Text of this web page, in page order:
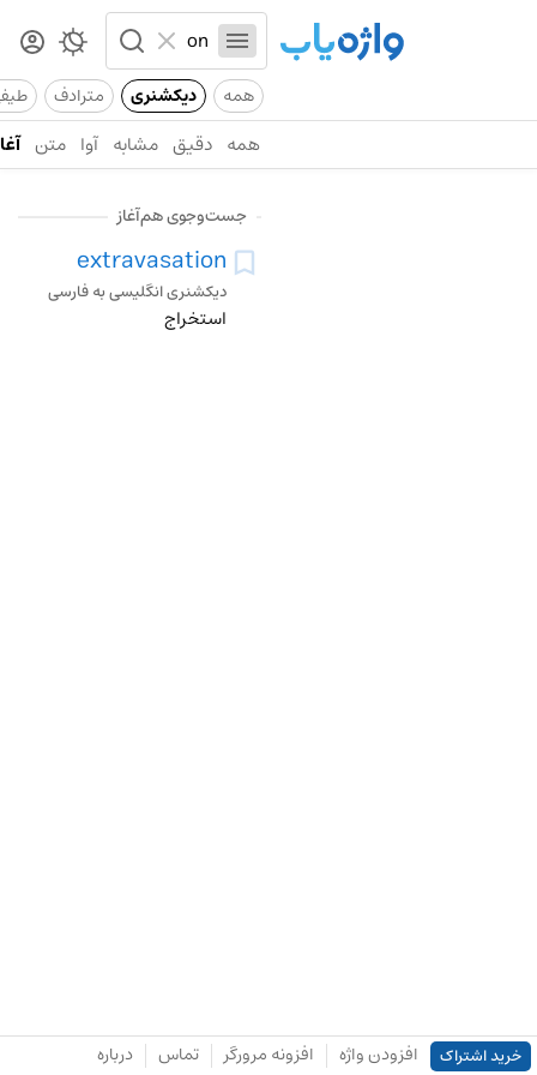
همه دیکشنری مترادف
همه دقیق مشابه آوا متن
جست‌وجوی هم‌آغاز
extravasation
دیکشنری انگلیسی به فارسی
استخراج
خرید اشتراک افزودن واژه افزونه مرورگر تماس درباره